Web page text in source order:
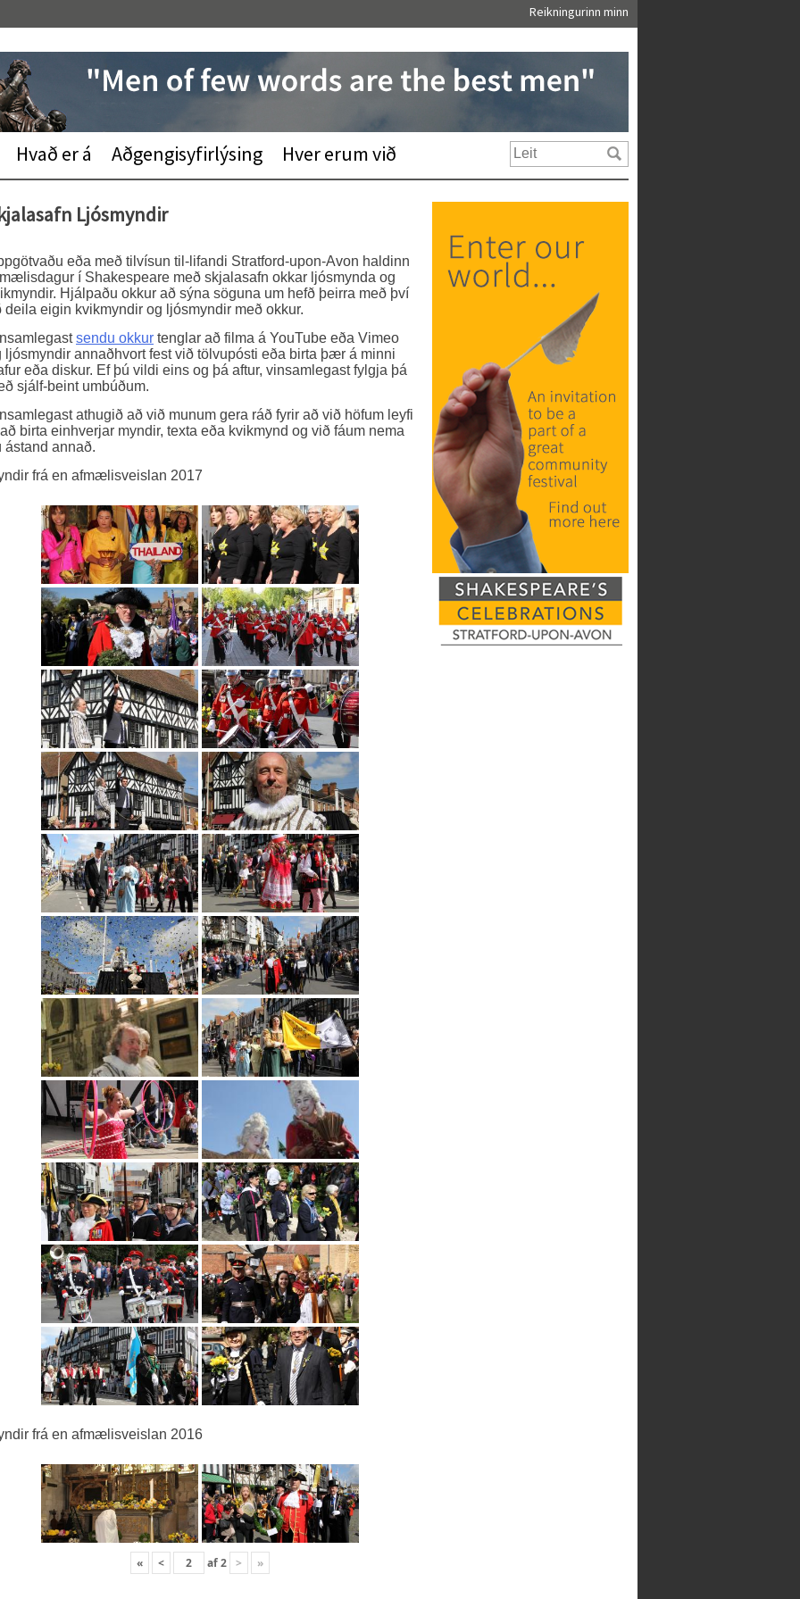
Reikningurinn minn
Hvað er á Aðgengisyfirlýsing Hver erum við
Ljósmyndir
eða með tilvísun til-lifandi Stratford-upon-Avon haldinn
í Shakespeare með skjalasafn okkar ljósmynda og
Hjálpaðu okkur að sýna söguna um hefð þeirra með því
deila eigin kvikmyndir og ljósmyndir með okkur.
sendu okkur tenglar að filma á YouTube eða Vimeo
ljósmyndir annaðhvort fest við tölvupósti eða birta þær á minni
eða diskur. Ef þú vildi eins og þá aftur, vinsamlegast fylgja þá
sjálf-beint umbúðum.
athugið að við munum gera ráð fyrir að við höfum leyfi
birta einhverjar myndir, texta eða kvikmynd og við fáum nema
ástand annað.
frá en afmælisveislan 2017
frá en afmælisveislan 2016
« < af2 > »